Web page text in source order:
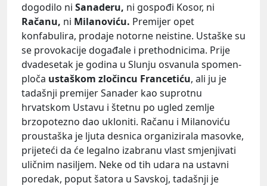
dogodilo ni Sanaderu, ni gospođi Kosor, ni
Račanu, ni Milanoviću. Premijer opet
konfabulira, prodaje notorne neistine. Ustaške su
se provokacije događale i prethodnicima. Prije
dvadesetak je godina u Slunju osvanula spomen-
ploča ustaškom zločincu Francetiću, ali ju je
tadašnji premijer Sanader kao suprotnu
hrvatskom Ustavu i štetnu po ugled zemlje
brzopotezno dao ukloniti. Račanu i Milanoviću
proustaška je ljuta desnica organizirala masovke,
prijeteći da će legalno izabranu vlast smjenjivati
uličnim nasiljem. Neke od tih udara na ustavni
poredak, poput šatora u Savskoj, tadašnji je